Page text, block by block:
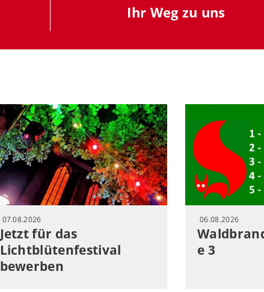
Ihr Weg zu uns
07.08.2026
Jetzt für das
Lichtblütenfestival
bewerben
06.08.2026
e 3